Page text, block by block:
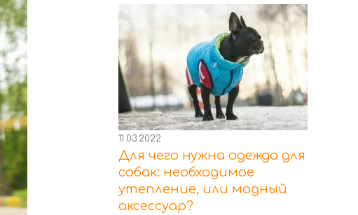
11.03.2022
Для чего нужна одежда для
собак: необходимое
утепление, или модный
аксессуар?